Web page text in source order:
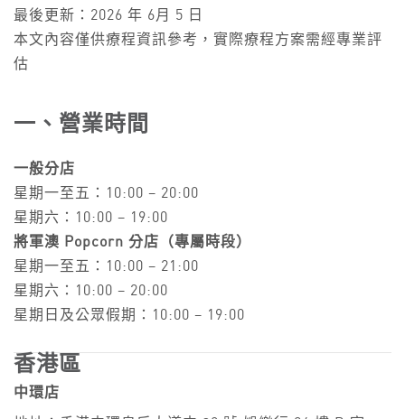
最後更新：2026 年 6月 5 日
本文內容僅供療程資訊參考，實際療程方案需經專業評
估
一、營業時間
一般分店
星期一至五：10:00 – 20:00
星期六：10:00 – 19:00
將軍澳 Popcorn 分店（專屬時段）
星期一至五：10:00 – 21:00
星期六：10:00 – 20:00
星期日及公眾假期：10:00 – 19:00
香港區
中環店